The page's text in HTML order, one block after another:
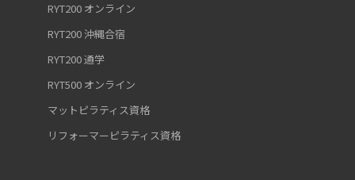
RYT200 オンライン
RYT200 沖縄合宿
RYT200 通学
RYT500 オンライン
マットピラティス資格
リフォーマーピラティス資格